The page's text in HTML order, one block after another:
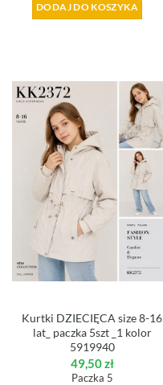
DODAJ DO KOSZYKA
Kurtki DZIECIĘCA size 8-16
lat_ paczka 5szt _1 kolor
5919940
49,50zł
Paczka 5